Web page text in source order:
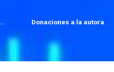
Donaciones a la autora